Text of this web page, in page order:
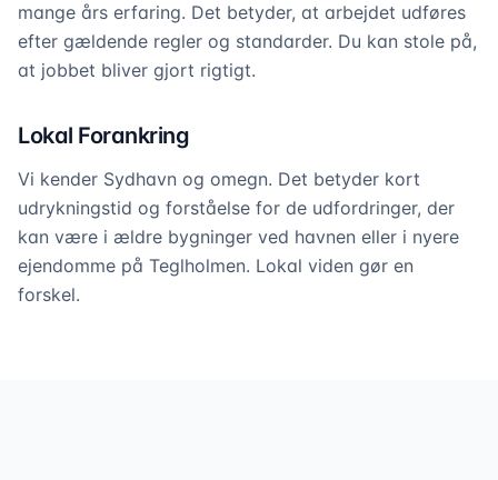
mange års erfaring. Det betyder, at arbejdet udføres
efter gældende regler og standarder. Du kan stole på,
at jobbet bliver gjort rigtigt.
Lokal Forankring
Vi kender Sydhavn og omegn. Det betyder kort
udrykningstid og forståelse for de udfordringer, der
kan være i ældre bygninger ved havnen eller i nyere
ejendomme på Teglholmen. Lokal viden gør en
forskel.